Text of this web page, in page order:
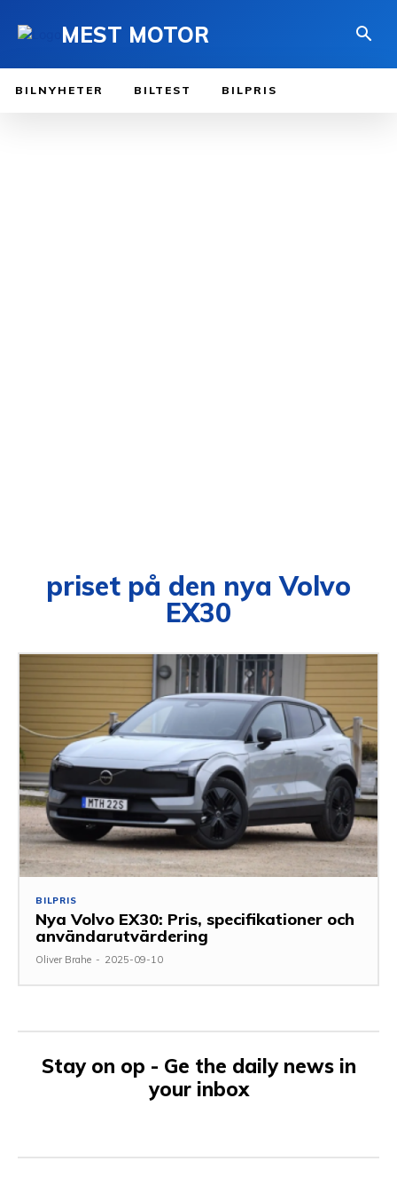
MEST MOTOR
BILNYHETER BILTEST BILPRIS
priset på den nya Volvo
EX30
BILPRIS
Nya Volvo EX30: Pris, specifikationer och
användarutvärdering
Oliver Brahe - 2025-09-10
Stay on op - Ge the daily news in
your inbox